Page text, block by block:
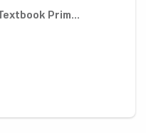
Prim...